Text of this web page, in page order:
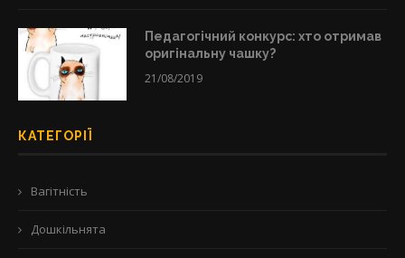
Педагогічний конкурс: хто отримав
оригінальну чашку?
21/08/2019
КАТЕГОРІЇ
Вагітність
Дошкільнята